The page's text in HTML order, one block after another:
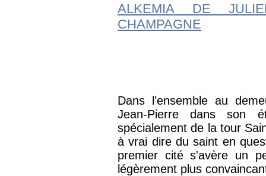
ALKEMIA DE
CHAMPAGNE
Dans l'ensemble au
Jean-Pierre dans son
spécialement de la tour
à vrai dire du saint en
premier cité s'avère un
légèrement plus